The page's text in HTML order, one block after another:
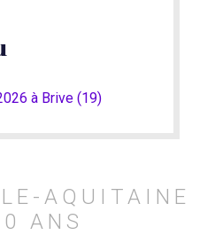
à Brive (19)
AQUITAINE
ANS